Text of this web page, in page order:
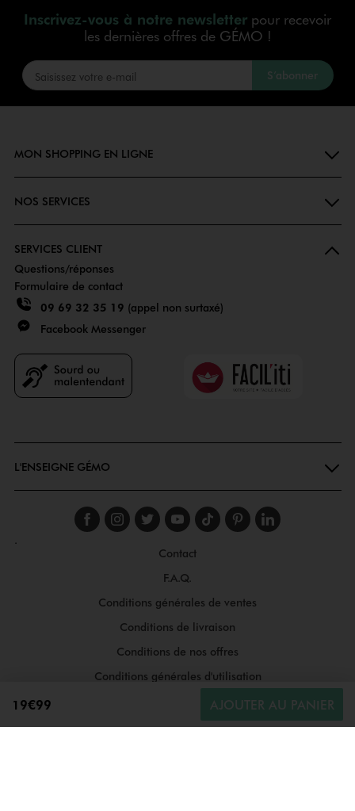
19€99 AJOUTER AU PANIER
Inscrivez-vous à notre newsletter pour recevoir
les dernières offres de GÉMO !
S’abonner
MON SHOPPING EN LIGNE
NOS SERVICES
SERVICES CLIENT
Questions/réponses
Formulaire de contact
09 69 32 35 19 (appel non surtaxé)
Facebook Messenger
Faciliti
L'ENSEIGNE GÉMO
Suivez-nous sur
Suivez-nous sur
Suivez-nous sur
Suivez-nous
Suivez-nous
Suivez-
.
Contact
F.A.Q.
Conditions générales de ventes
Conditions de livraison
Conditions de nos offres
Conditions générales d'utilisation
Politique de protection des données
Gestion des cookies